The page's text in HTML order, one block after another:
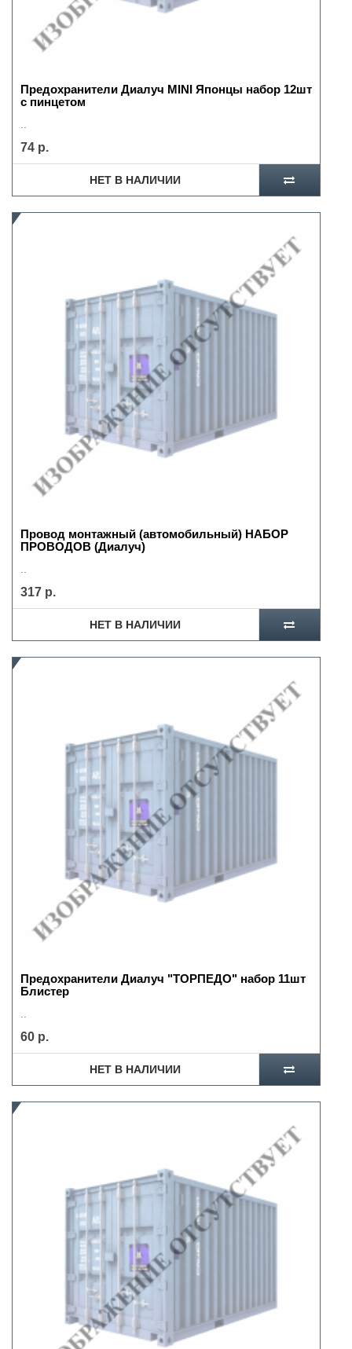
Предохранители Диалуч MINI Японцы набор 12шт
с пинцетом
74 р.
НЕТ В НАЛИЧИИ
Провод монтажный (автомобильный) НАБОР
ПРОВОДОВ (Диалуч)
317 р.
НЕТ В НАЛИЧИИ
Предохранители Диалуч "ТОРПЕДО" набор 11шт
Блистер
60 р.
НЕТ В НАЛИЧИИ